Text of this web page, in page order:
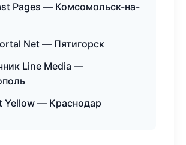
Pages — Комсомольск-на-
Net — Пятигорск
Line Media —
Yellow — Краснодар